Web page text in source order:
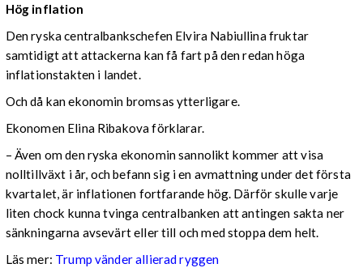
Hög inflation
Den ryska centralbankschefen Elvira Nabiullina fruktar
samtidigt att attackerna kan få fart på den redan höga
inflationstakten i landet.
Och då kan ekonomin bromsas ytterligare.
Ekonomen Elina Ribakova förklarar.
– Även om den ryska ekonomin sannolikt kommer att visa
nolltillväxt i år, och befann sig i en avmattning under det första
kvartalet, är inflationen fortfarande hög. Därför skulle varje
liten chock kunna tvinga centralbanken att antingen sakta ner
sänkningarna avsevärt eller till och med stoppa dem helt.
Läs mer: Trump vänder allierad ryggen